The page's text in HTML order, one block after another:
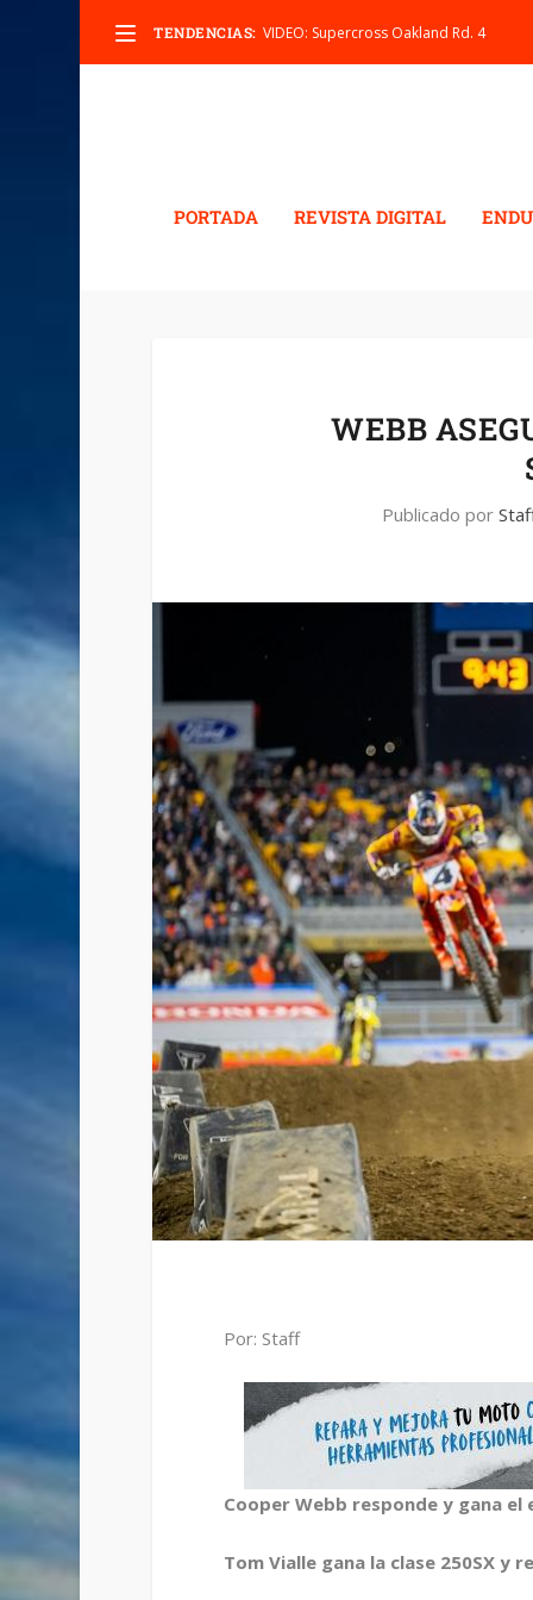
TENDENCIAS: VIDEO: Supercross Oakland Rd. 4
PORTADA REVISTA DIGITAL
WEBB
Publicado por
Por: Staff
Cooper Webb responde y gana
Tom Vialle gana la clase 250SX y